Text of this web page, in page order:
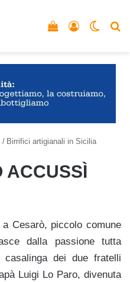
Accedi
Vedi il carrello
/ Birrifici artigianali in Sicilia
ACCUSSÌ
a Cesarò, piccolo comune
dalla passione tutta
dei due fratelli
Luigi Lo Paro, divenuta